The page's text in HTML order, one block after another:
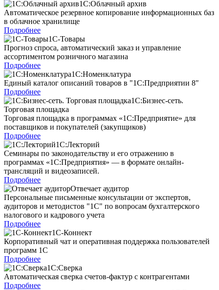
1С:Облачный архив
Автоматическое резервное копирование информационных баз
в облачное хранилище
Подробнее
1С-Товары
Прогноз спроса, автоматический заказ и управление
ассортиментом розничного магазина
Подробнее
1С:Номенклатура
Единый каталог описаний товаров в "1С:Предприятии 8"
Подробнее
1С:Бизнес-сеть.
Торговая площадка
Торговая площадка в программах «1С:Предприятие» для
поставщиков и покупателей (закупщиков)
Подробнее
1С:Лекторий
Семинары по законодательству и его отражению в
программах «1С:Предприятия» — в формате онлайн-
трансляций и видеозаписей.
Подробнее
Отвечает аудитор
Персональные письменные консультации от экспертов,
аудиторов и методистов "1С" по вопросам бухгалтерского
налогового и кадрового учета
Подробнее
1С-Коннект
Корпоративный чат и оперативная поддержка пользователей
программ 1С
Подробнее
1С:Сверка
Автоматическая сверка счетов-фактур с контрагентами
Подробнее